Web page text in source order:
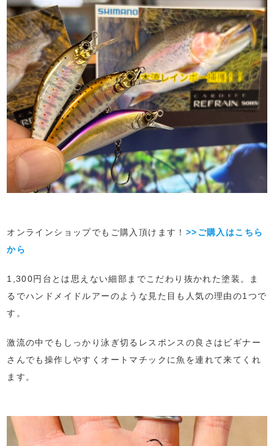
オンラインショップでもご購入頂けます！ >>ご購入はこちら
から
1,300円台とは思えない細部までこだわり抜かれた塗装。ま
るでハンドメイドルアーのような見た目も人気の理由の1つで
す。
激流の中でもしっかり泳ぎ切るレスポンスの良さはビギナー
さんでも操作しやすくオートマチックに魚を連れて来てくれ
ます。